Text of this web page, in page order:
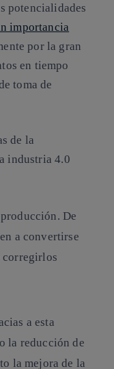
potencialidades
importancia
por la gran
en tiempo
toma de
de la
industria 4.0
. De
a convertirse
corregirlos
a esta
la reducción de
la mejora de la